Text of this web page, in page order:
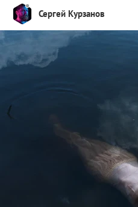
Сергей Курзанов